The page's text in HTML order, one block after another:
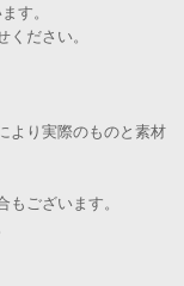
す。
ださい。
より実際のものと素材
ございます。